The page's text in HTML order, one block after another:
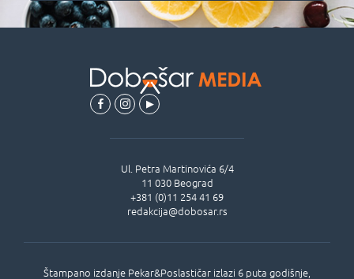
Štampano izdanje Pekar&Poslastičar izlazi 6 puta godišnje,
Ul. Petra Martinovića 6/4
11 030 Beograd
+381 (0)11 254 41 69
redakcija@dobosar.rs